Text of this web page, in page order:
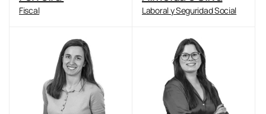
Fiscal Laboral y Seguridad Social